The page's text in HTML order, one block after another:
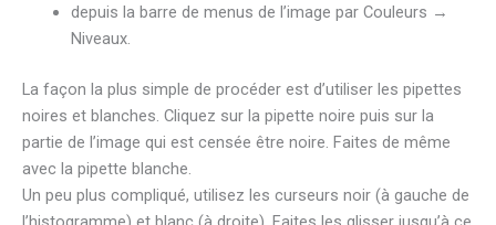
depuis la barre de menus de l’image par Couleurs →
Niveaux.
La façon la plus simple de procéder est d’utiliser les pipettes
noires et blanches. Cliquez sur la pipette noire puis sur la
partie de l’image qui est censée être noire. Faites de même
avec la pipette blanche.
Un peu plus compliqué, utilisez les curseurs noir (à gauche de